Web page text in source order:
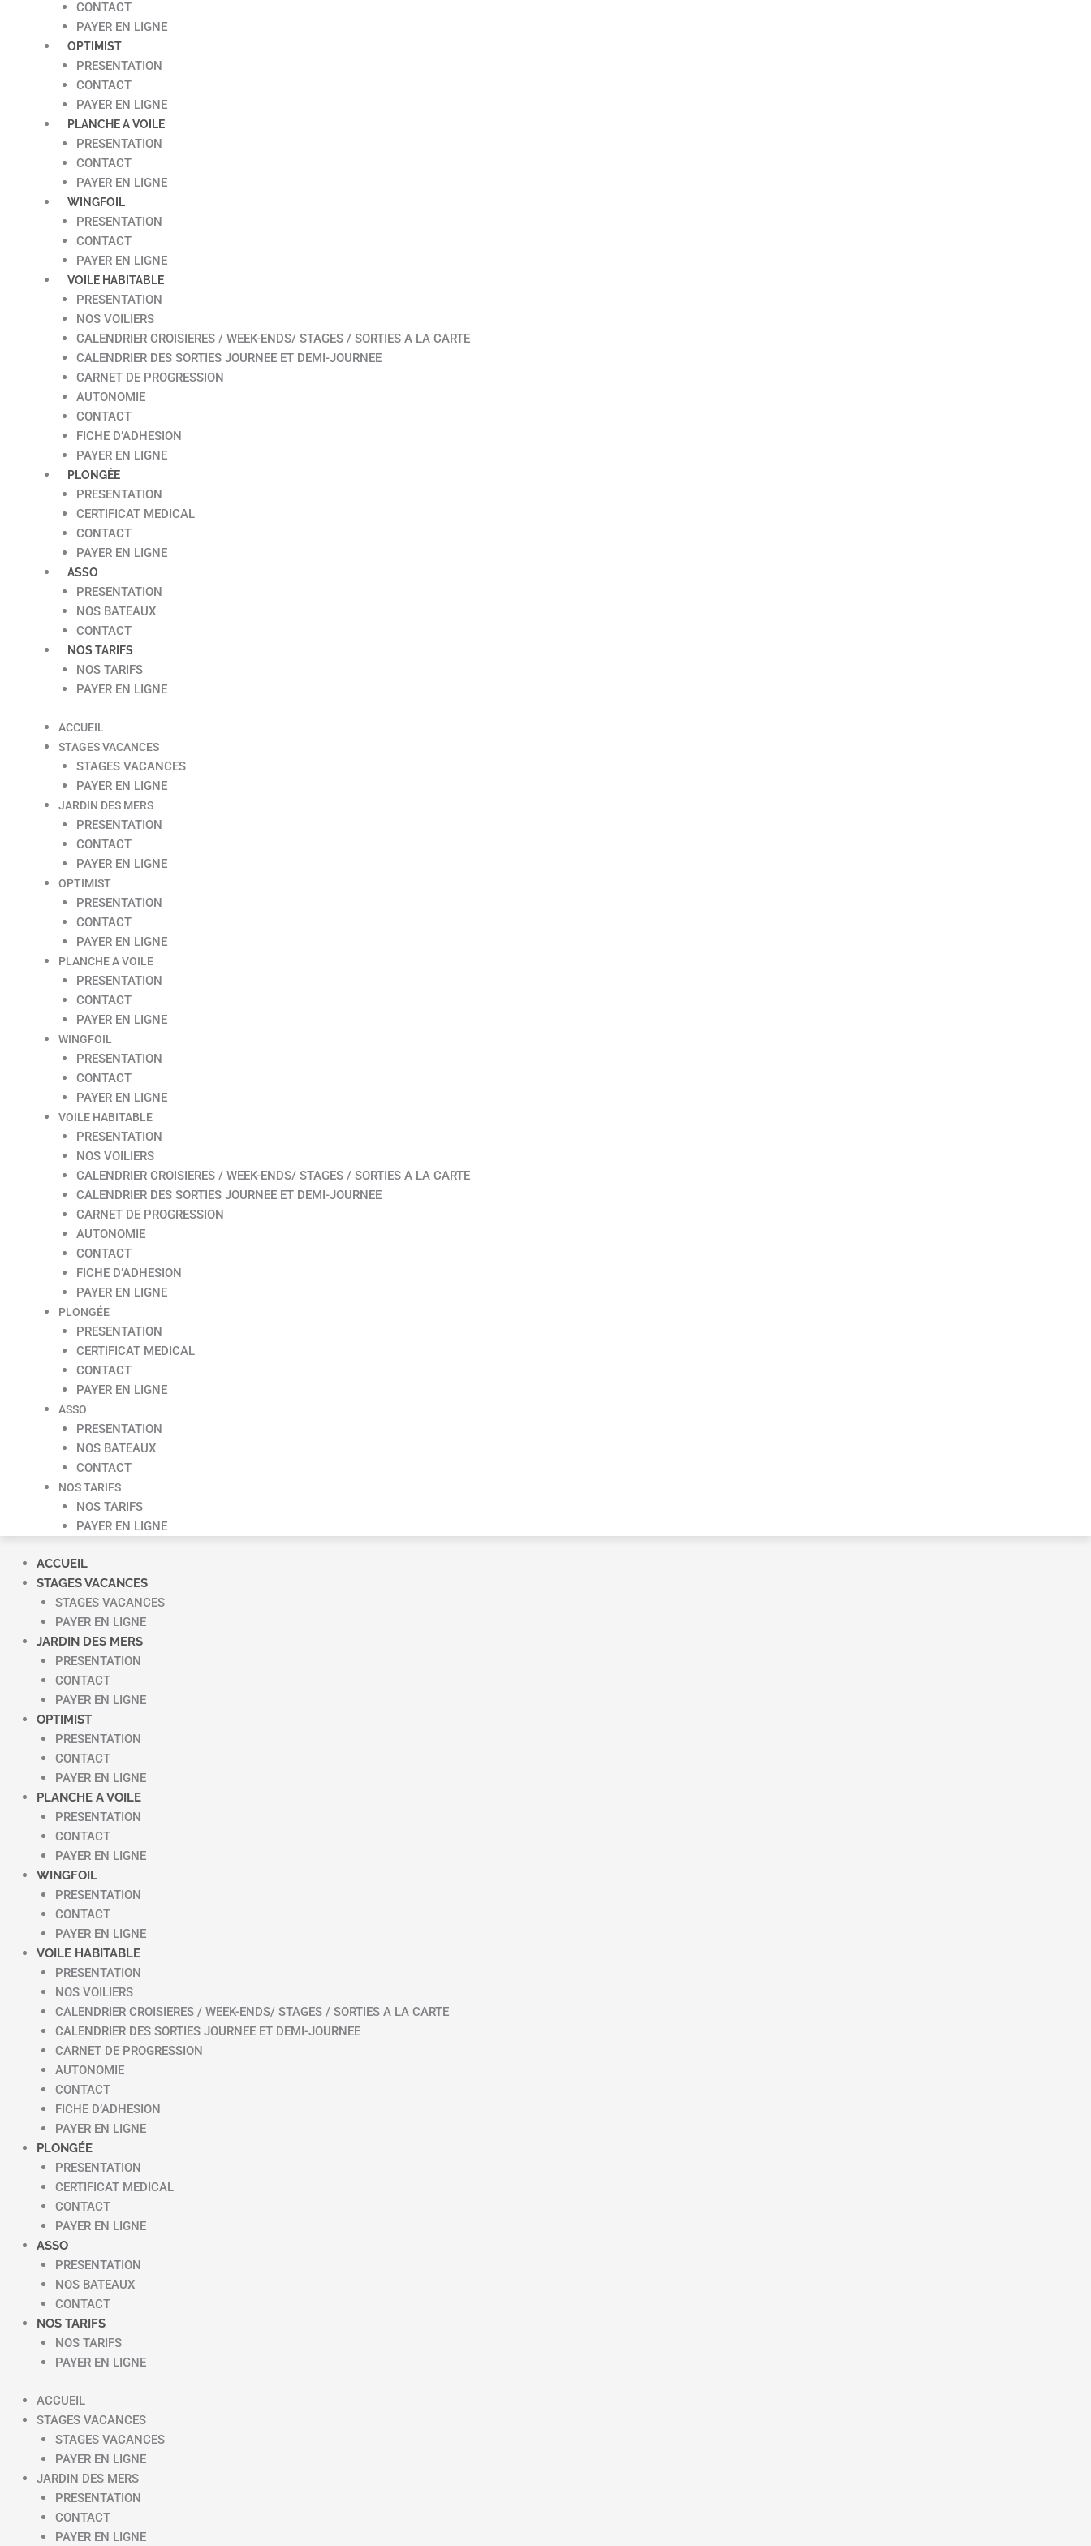
CONTACT
PAYER EN LIGNE
OPTIMIST
PRESENTATION
CONTACT
PAYER EN LIGNE
PLANCHE A VOILE
PRESENTATION
CONTACT
PAYER EN LIGNE
WINGFOIL
PRESENTATION
CONTACT
PAYER EN LIGNE
VOILE HABITABLE
PRESENTATION
NOS VOILIERS
CALENDRIER CROISIERES / WEEK-ENDS/ STAGES / SORTIES A LA CARTE
CALENDRIER DES SORTIES JOURNEE ET DEMI-JOURNEE
CARNET DE PROGRESSION
AUTONOMIE
CONTACT
FICHE D’ADHESION
PAYER EN LIGNE
PLONGÉE
PRESENTATION
CERTIFICAT MEDICAL
CONTACT
PAYER EN LIGNE
ASSO
PRESENTATION
NOS BATEAUX
CONTACT
NOS TARIFS
NOS TARIFS
PAYER EN LIGNE
ACCUEIL
STAGES VACANCES
STAGES VACANCES
PAYER EN LIGNE
JARDIN DES MERS
PRESENTATION
CONTACT
PAYER EN LIGNE
OPTIMIST
PRESENTATION
CONTACT
PAYER EN LIGNE
PLANCHE A VOILE
PRESENTATION
CONTACT
PAYER EN LIGNE
WINGFOIL
PRESENTATION
CONTACT
PAYER EN LIGNE
VOILE HABITABLE
PRESENTATION
NOS VOILIERS
CALENDRIER CROISIERES / WEEK-ENDS/ STAGES / SORTIES A LA CARTE
CALENDRIER DES SORTIES JOURNEE ET DEMI-JOURNEE
CARNET DE PROGRESSION
AUTONOMIE
CONTACT
FICHE D’ADHESION
PAYER EN LIGNE
PLONGÉE
PRESENTATION
CERTIFICAT MEDICAL
CONTACT
PAYER EN LIGNE
ASSO
PRESENTATION
NOS BATEAUX
CONTACT
NOS TARIFS
NOS TARIFS
PAYER EN LIGNE
ACCUEIL
STAGES VACANCES
STAGES VACANCES
PAYER EN LIGNE
JARDIN DES MERS
PRESENTATION
CONTACT
PAYER EN LIGNE
OPTIMIST
PRESENTATION
CONTACT
PAYER EN LIGNE
PLANCHE A VOILE
PRESENTATION
CONTACT
PAYER EN LIGNE
WINGFOIL
PRESENTATION
CONTACT
PAYER EN LIGNE
VOILE HABITABLE
PRESENTATION
NOS VOILIERS
CALENDRIER CROISIERES / WEEK-ENDS/ STAGES / SORTIES A LA CARTE
CALENDRIER DES SORTIES JOURNEE ET DEMI-JOURNEE
CARNET DE PROGRESSION
AUTONOMIE
CONTACT
FICHE D’ADHESION
PAYER EN LIGNE
PLONGÉE
PRESENTATION
CERTIFICAT MEDICAL
CONTACT
PAYER EN LIGNE
ASSO
PRESENTATION
NOS BATEAUX
CONTACT
NOS TARIFS
NOS TARIFS
PAYER EN LIGNE
ACCUEIL
STAGES VACANCES
STAGES VACANCES
PAYER EN LIGNE
JARDIN DES MERS
PRESENTATION
CONTACT
PAYER EN LIGNE